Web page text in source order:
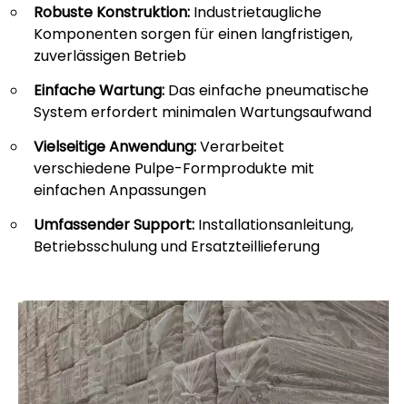
Robuste Konstruktion: Industrietaugliche
Komponenten sorgen für einen langfristigen,
zuverlässigen Betrieb
Einfache Wartung: Das einfache pneumatische
System erfordert minimalen Wartungsaufwand
Vielseitige Anwendung:Verarbeitet
verschiedene Pulpe-Formprodukte mit
einfachen Anpassungen
Umfassender Support: Installationsanleitung,
Betriebsschulung und Ersatzteillieferung